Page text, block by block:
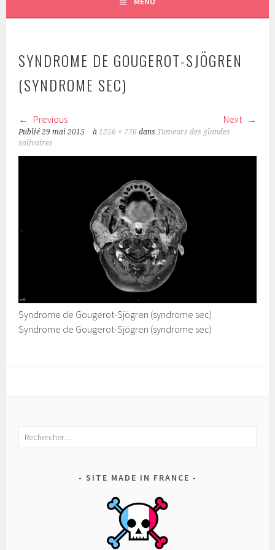
SYNDROME DE GOUGEROT-SJÖGREN
(SYNDROME SEC)
Previous Next
Publié29 mai 2015 à1256 × 776 dans Tumeurs des glandes
salivaires
Syndrome de Gougerot-Sjögren (syndrome sec)
Syndrome de Gougerot-Sjögren (syndrome sec)
Rechercher :
SITE MADE IN FRANCE